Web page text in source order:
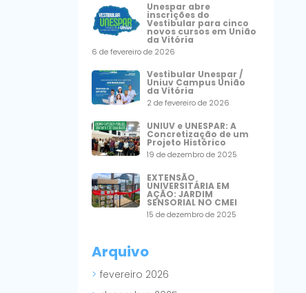
Unespar abre
inscrições do
Vestibular para cinco
novos cursos em União
da Vitória
6 de fevereiro de 2026
Vestibular Unespar /
Uniuv Campus União
da Vitória
2 de fevereiro de 2026
UNIUV e UNESPAR: A
Concretização de um
Projeto Histórico
19 de dezembro de 2025
EXTENSÃO
UNIVERSITÁRIA EM
AÇÃO: JARDIM
SENSORIAL NO CMEI
15 de dezembro de 2025
Arquivo
fevereiro 2026